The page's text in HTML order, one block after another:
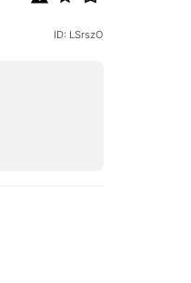
ID: LSrszO